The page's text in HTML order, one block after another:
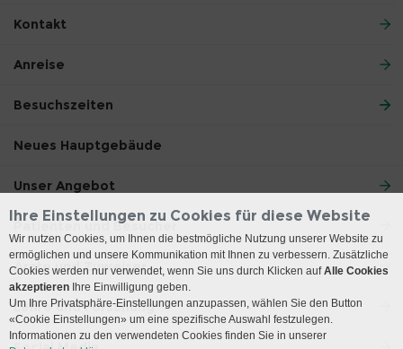
Kontakt
Anreise
Besuchszeiten
Neues Hauptgebäude
Unser Angebot
Patienten und Besucher
Ärzte und Zuweiser
Lehre und Forschung
Ihre Einstellungen zu Cookies für diese Website
Wir nutzen Cookies, um Ihnen die bestmögliche Nutzung unserer Website zu
ermöglichen und unsere Kommunikation mit Ihnen zu verbessern. Zusätzliche
Cookies werden nur verwendet, wenn Sie uns durch Klicken aufAlle Cookies
akzeptieren Ihre Einwilligung geben.
Um Ihre Privatsphäre-Einstellungen anzupassen, wählen Sie den Button
«Cookie Einstellungen» um eine spezifische Auswahl festzulegen.
Informationen zu den verwendeten Cookies finden Sie in unserer